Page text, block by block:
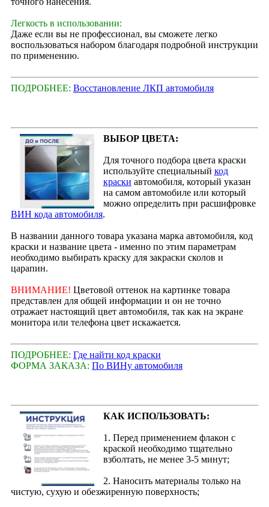
Легкость в использовании:
Даже если вы не профессионал, вы сможете легко
воспользоваться набором благодаря подробной инструкции
по применению.
ПОДРОБНЕЕ: Восстановление ЛКП автомобиля
ВЫБОР ЦВЕТА:
Для точного подбора цвета краски
используйте специальный код
краски автомобиля, который указан
на самом автомобиле или который
можно определить при расшифровке
ВИН кода автомобиля.
В названии данного товара указана марка автомобиля, код
краски и название цвета - именно по этим параметрам
необходимо выбирать краску для закраски сколов и
царапин.
ВНИМАНИЕ! Цветовой оттенок на картинке товара
представлен для общей информации и он не точно
отражает настоящий цвет автомобиля, так как на экране
монитора или телефона цвет искажается.
ПОДРОБНЕЕ: Где найти код краски
ФОРМА ЗАКАЗА: По ВИНу автомобиля
КАК ИСПОЛЬЗОВАТЬ:
1. Перед применением флакон с
краской необходимо тщательно
взболтать, не менее 3-5 минут;
2. Наносить материалы только на
чистую, сухую и обезжиренную поверхность;